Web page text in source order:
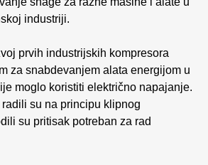
industriji.
prvih industrijskih kompresora
za snabdevanjem alata energijom u
moglo koristiti električno napajanje.
su na principu klipnog
su pritisak potreban za rad